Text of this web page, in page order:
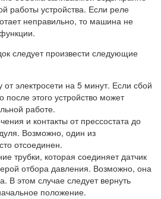
работы устройства. Если реле
неправильно, то машина не
следует произвести следующие
электросети на 5 минут. Если сбой
этого устройство может
работе.
и контакты от прессостата до
Возможно, один из
отсоединен.
трубки, которая соединяет датчик
отбора давления. Возможно, она
В этом случае следует вернуть
положение.